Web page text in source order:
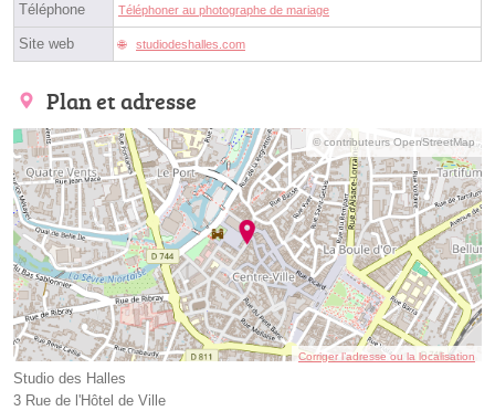
Téléphone Téléphoner au photographe de mariage
Site web studiodeshalles.com
Plan et adresse
© contributeurs OpenStreetMap
Corriger l’adresse ou la localisation
Studio des Halles
3 Rue de l'Hôtel de Ville